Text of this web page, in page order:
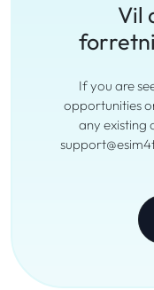
Vil
If you are
opportunities
any existing